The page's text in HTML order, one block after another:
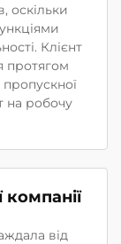
оскільки
Клієнт
протягом
на робочу
від